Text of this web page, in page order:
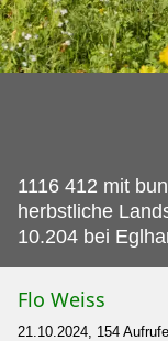
1116 412 mit
herbstliche
10.204 bei
Flo Weiss
21.10.2024, 154